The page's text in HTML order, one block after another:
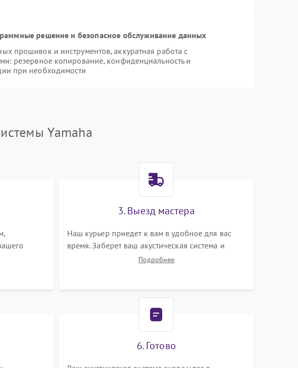
решение и безопасное обслуживание данных
прошивок и инструментов, аккуратная работа с
резервное копирование, конфиденциальность и
при необходимости
Yamaha
на все
3. Выезд мастера
Наш курьер приедет к вам в удобное для вас
время. Заберет ваш акустическая система и
привезет на склад для диагностики.
Подробнее
6. Готово